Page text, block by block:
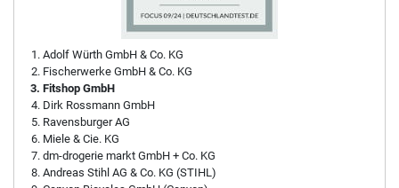
Adolf Würth GmbH & Co. KG
Fischerwerke GmbH & Co. KG
Fitshop GmbH
Dirk Rossmann GmbH
Ravensburger AG
Miele & Cie. KG
dm-drogerie markt GmbH + Co. KG
Andreas Stihl AG & Co. KG (STIHL)